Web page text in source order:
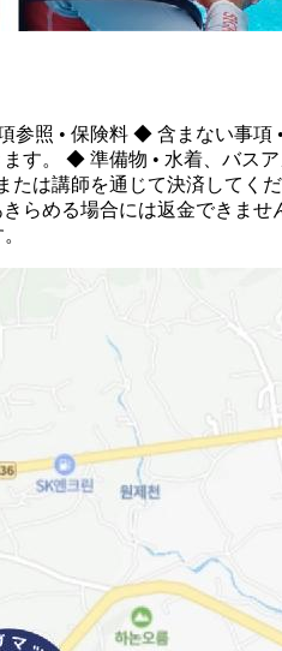
照 • 保険料 ◆ 含まない事
す。 ◆ 準備物 • 水着、バ
は講師を通じて決済してく
らめる場合には返金できま